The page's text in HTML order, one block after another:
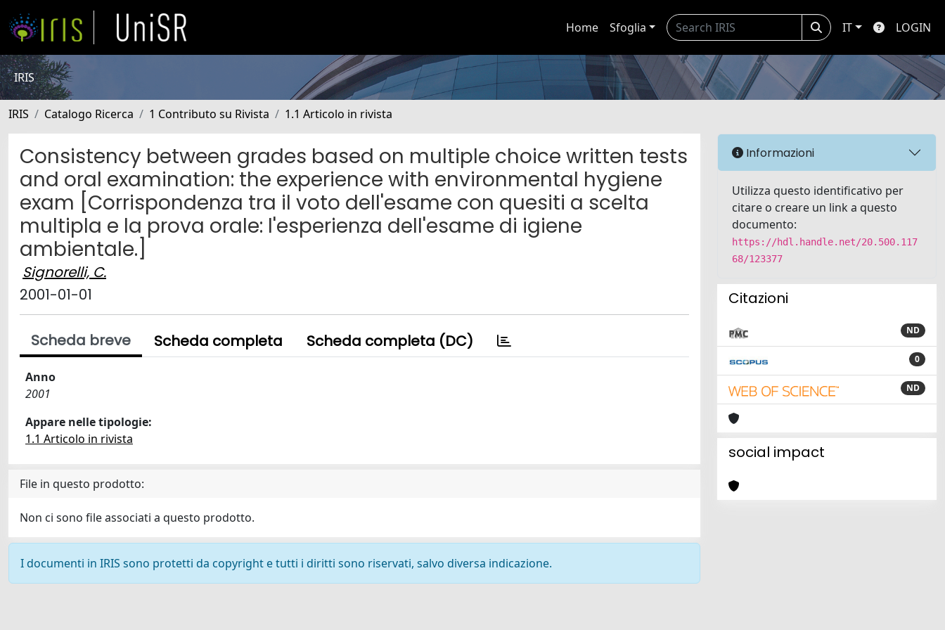
Home Sfoglia IT LOGIN
IRIS
IRIS Catalogo Ricerca 1 Contributo su Rivista 1.1 Articolo in rivista
Consistency between grades based on multiple choice written tests
and oral examination: the experience with environmental hygiene
exam [Corrispondenza tra il voto dell'esame con quesiti a scelta
multipla e la prova orale: l'esperienza dell'esame di igiene
ambientale.]
Signorelli, C.
2001-01-01
Scheda breve Scheda completa Scheda completa (DC)
Anno
2001
Appare nelle tipologie:
1.1 Articolo in rivista
File in questo prodotto:
Non ci sono file associati a questo prodotto.
I documenti in IRIS sono protetti da copyright e tutti i diritti sono riservati, salvo diversa indicazione.
Informazioni
Utilizza questo identificativo per
citare o creare un link a questo
documento:
https://hdl.handle.net/20.500.117
68/123377
Citazioni
ND
0
ND
social impact